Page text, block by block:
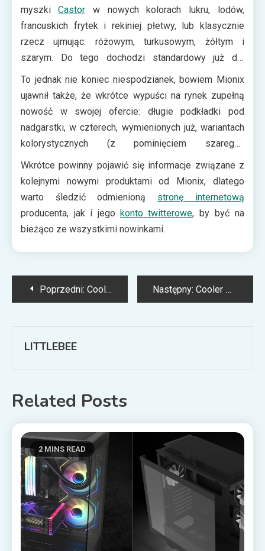
myszki Castor w nowych kolorach lukru, lodów,
francuskich frytek i rekiniej płetwy, lub klasycznie
rzecz ujmując: różowym, turkusowym, żółtym i
szarym. Do tego dochodzi standardowy już dla
Castora czarny.
To jednak nie koniec niespodzianek, bowiem Mionix
ujawnił także, że wkrótce wypuści na rynek zupełną
nowość w swojej ofercie: długie podkładki pod
nadgarstki, w czterech, wymienionych już, wariantach
kolorystycznych (z pominięciem szarego).
Dodatkowo każdy z long padów ozdobiony będzie
wzorami odpowiadającymi nazwom kolorów. Te same
ikony pojawiły się także na odświeżonych
opakowaniach do produktów szwedzkiego
producenta.
Wkrótce powinny pojawić się informacje związane z
kolejnymi nowymi produktami od Mionix, dlatego
warto śledzić odmienioną stronę internetową
producenta, jak i jego konto twitterowe, by być na
bieżąco ze wszystkimi nowinkami.
Nawigacja
Poprzedni: Cooler Master prezentuje nowy zasilacz za blisko 1000 $ Następny: Cooler Master: MasterLiquid kompatybilne z platformą AM4 i Kaby Lake
LITTLEBEE
Related Posts
2 MINS READ